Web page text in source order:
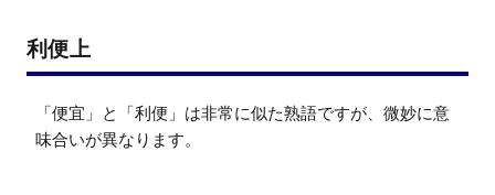
利便上
「便宜」と「利便」は非常に似た熟語ですが、微妙に意
味合いが異なります。